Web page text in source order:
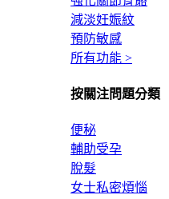
減淡妊娠紋
預防敏感
所有功能 >
按關注問題分類
便秘
輔助受孕
脫髮
女士私密煩惱